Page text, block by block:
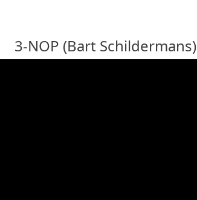
3-NOP (Bart Schildermans)